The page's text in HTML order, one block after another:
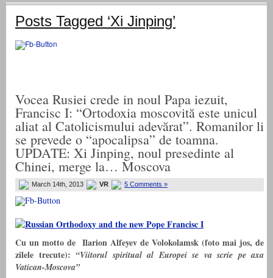
Posts Tagged ‘Xi Jinping’
Vocea Rusiei crede in noul Papa iezuit,
Francisc I: “Ortodoxia moscovită este unicul
aliat al Catolicismului adevărat”. Romanilor li
se prevede o “apocalipsa” de toamna.
UPDATE: Xi Jinping, noul presedinte al
Chinei, merge la… Moscova
March 14th, 2013 VR 5 Comments »
Cu un motto de Ilarion Alfeyev de Volokolamsk (foto mai jos, de
zilele trecute): “Viitorul spiritual al Europei se va scrie pe axa
Vatican-Moscova”